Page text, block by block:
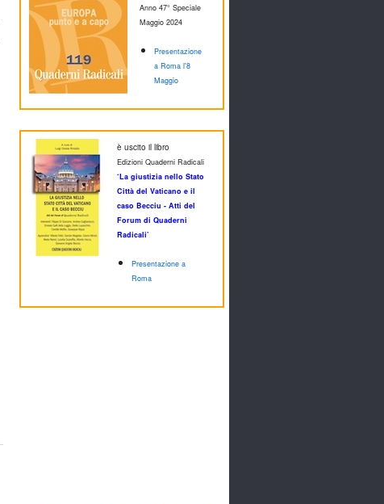
Anno 47° Speciale
Maggio 2024
Presentazione
a Roma l'8
Maggio
è uscito il libro
Edizioni Quaderni Radicali
‘La giustizia nello Stato
Città del Vaticano e il
caso Becciu - Atti del
Forum di Quaderni
Radicali’
Presentazione a
Roma